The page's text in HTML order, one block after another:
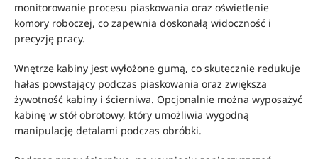
monitorowanie procesu piaskowania oraz oświetlenie
komory roboczej, co zapewnia doskonałą widoczność i
precyzję pracy.
Wnętrze kabiny jest wyłożone gumą, co skutecznie redukuje
hałas powstający podczas piaskowania oraz zwiększa
żywotność kabiny i ścierniwa. Opcjonalnie można wyposażyć
kabinę w stół obrotowy, który umożliwia wygodną
manipulację detalami podczas obróbki.